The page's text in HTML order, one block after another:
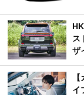
ス
ザ
イ